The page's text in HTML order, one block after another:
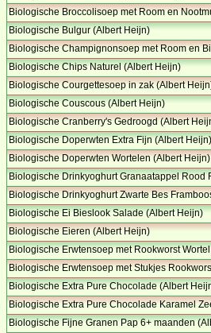
Biologische Broccolisoep met Room en
Biologische Bulgur (Albert Heijn)
Biologische Champignonsoep met Room en
Biologische Chips Naturel (Albert Heijn)
Biologische Courgettesoep in zak (Albert
Biologische Couscous (Albert Heijn)
Biologische Cranberry's Gedroogd (Albert
Biologische Doperwten Extra Fijn (Albert Heijn)
Biologische Doperwten Wortelen (Albert Heijn)
Biologische Drinkyoghurt Granaatappel Rood
Biologische Drinkyoghurt Zwarte Bes
Biologische Ei Bieslook Salade (Albert Heijn)
Biologische Eieren (Albert Heijn)
Biologische Erwtensoep met Rookworst
Biologische Erwtensoep met Stukjes
Biologische Extra Pure Chocolade (Albert
Biologische Extra Pure Chocolade Karamel
Biologische Fijne Granen Pap 6+ maanden